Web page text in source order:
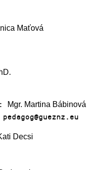
Maťová
Mgr. Martina Bábinová
Decsi